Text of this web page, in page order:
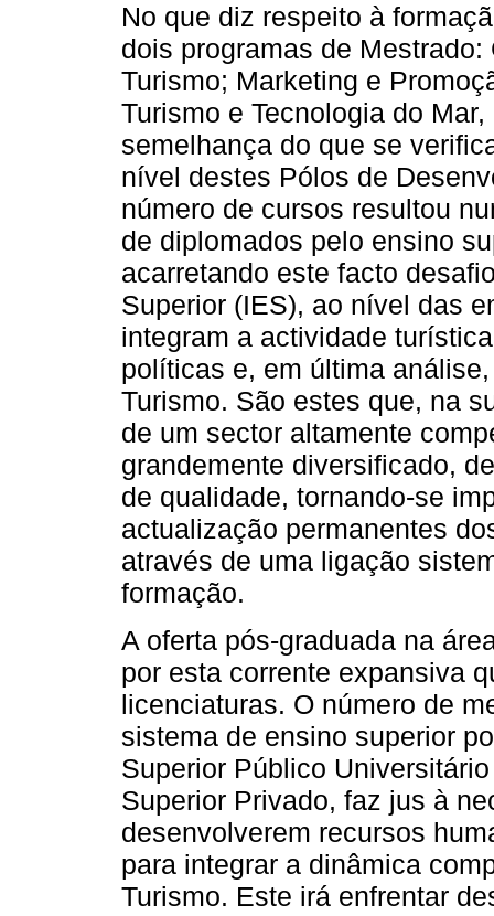
No que diz respeito à
dois programas de
Turismo; Marketing e
Turismo e Tecnologia do
semelhança do que se
nível destes Pólos de
número de cursos resultou
de diplomados pelo ensino
acarretando este facto
Superior (IES), ao nível das
integram a actividade
políticas e, em última
Turismo. São estes que, na
de um sector altamente
grandemente diversificado,
de qualidade, tornando-se
actualização permanentes
através de uma ligação
formação.
A oferta pós-graduada na
por esta corrente expansiva
licenciaturas. O número de
sistema de ensino superior
Superior Público
Superior Privado, faz jus à
desenvolverem recursos
para integrar a dinâmica
Turismo. Este irá enfrentar